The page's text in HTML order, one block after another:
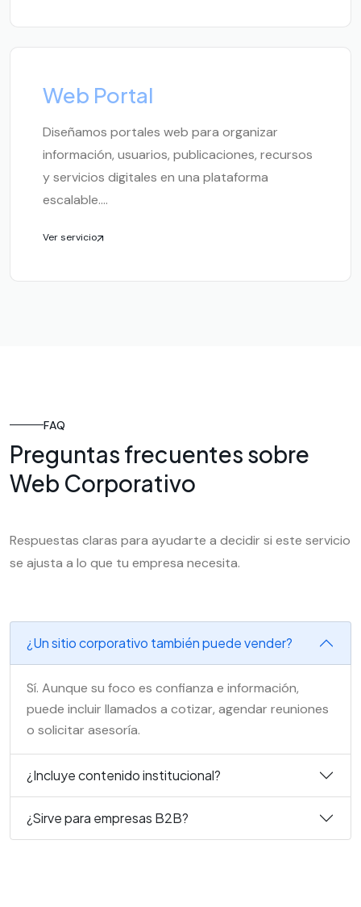
Web Portal
Diseñamos portales web para organizar
información, usuarios, publicaciones, recursos
y servicios digitales en una plataforma
escalable....
Ver servicio
FAQ
Preguntas frecuentes sobre
Web Corporativo
Respuestas claras para ayudarte a decidir si este servicio
se ajusta a lo que tu empresa necesita.
¿Un sitio corporativo también puede vender?
Sí. Aunque su foco es confianza e información,
puede incluir llamados a cotizar, agendar reuniones
o solicitar asesoría.
¿Incluye contenido institucional?
¿Sirve para empresas B2B?